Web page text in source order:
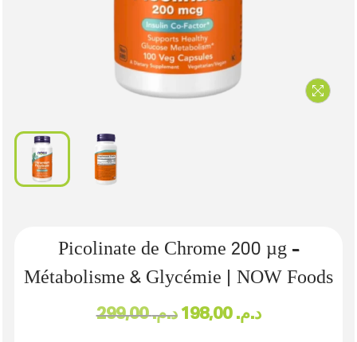
Picolinate de Chrome 200 µg –
Métabolisme & Glycémie | NOW Foods
د.م.299,00 د.م. 198,00